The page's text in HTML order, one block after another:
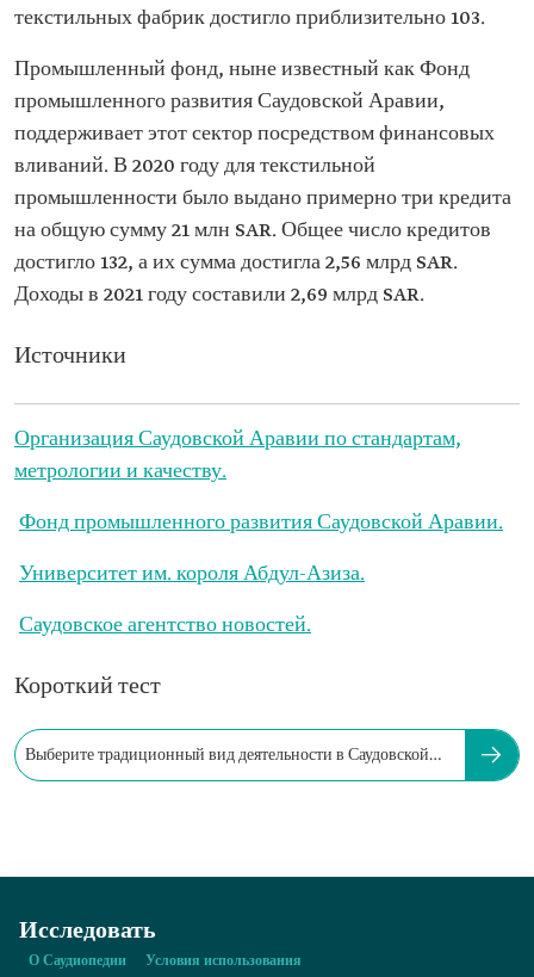
текстильных фабрик достигло приблизительно 103.
Промышленный фонд, ныне известный как Фонд
промышленного развития Саудовской Аравии,
поддерживает этот сектор посредством финансовых
вливаний. В 2020 году для текстильной
промышленности было выдано примерно три кредита
на общую сумму 21 млн SAR. Общее число кредитов
достигло 132, а их сумма достигла 2,56 млрд SAR.
Доходы в 2021 году составили 2,69 млрд SAR.
Источники
Организация Саудовской Аравии по стандартам,
метрологии и качеству.
Фонд промышленного развития Саудовской Аравии.
Университет им. короля Абдул-Азиза.
Саудовское агентство новостей.
Короткий тест
Выберите традиционный вид деятельности в Саудовской
Исследовать
О Саудиопедии Условия использования